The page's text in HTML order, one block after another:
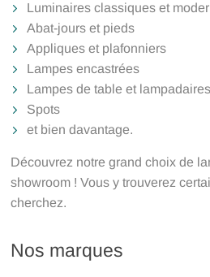
Luminaires classiques et
Abat-jours et pieds
Appliques et plafonniers
Lampes encastrées
Lampes de table et lampadaires
Spots
et bien davantage.
Découvrez notre grand choix de
showroom ! Vous y trouverez
cherchez.
Nos marques